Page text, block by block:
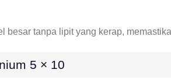
besar tanpa lipit yang kerap,
5 × 10